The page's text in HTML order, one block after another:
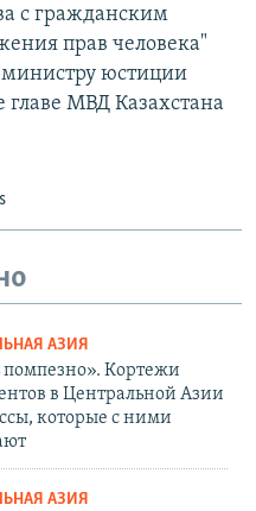
с гражданским
прав человека"
юстиции
МВД Казахстана
АЗИЯ
Кортежи
в Центральной Азии
которые с ними
АЗИЯ